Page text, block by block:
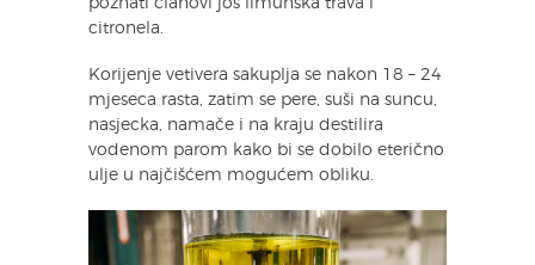
poznati članovi još limunska trava i
citronela.
Korijenje vetivera sakuplja se nakon 18 – 24
mjeseca rasta, zatim se pere, suši na suncu,
nasjecka, namače i na kraju destilira
vodenom parom kako bi se dobilo eterično
ulje u najčišćem mogućem obliku.